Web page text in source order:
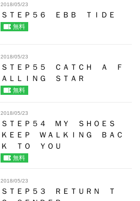
2018/05/23
ＳＴＥＰ５６ ＥＢＢ ＴＩＤＥ
無料
2018/05/23
ＳＴＥＰ５５ ＣＡＴＣＨ Ａ Ｆ
ＡＬＬＩＮＧ ＳＴＡＲ
無料
2018/05/23
ＳＴＥＰ５４ ＭＹ ＳＨＯＥＳ
ＫＥＥＰ ＷＡＬＫＩＮＧ ＢＡＣ
Ｋ ＴＯ ＹＯＵ
無料
2018/05/23
ＳＴＥＰ５３ ＲＥＴＵＲＮ Ｔ